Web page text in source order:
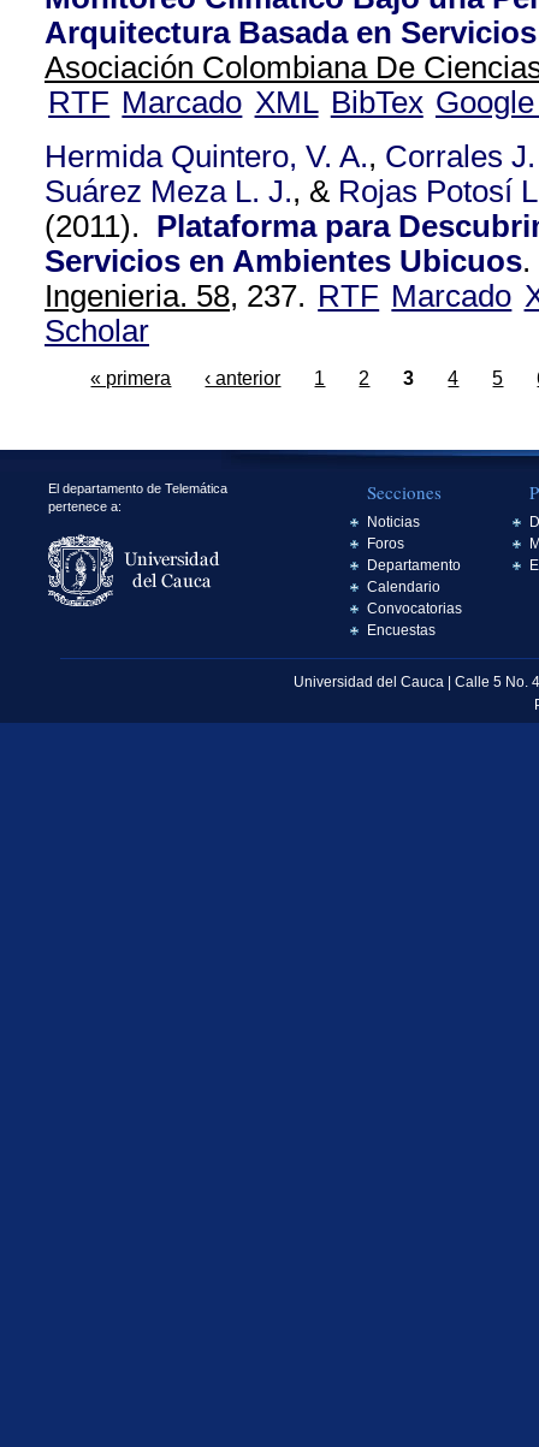
Arquitectura Basada en Servicios
Asociación Colombiana De
RTF Marcado XML BibTex
Hermida Quintero, V. A., Corrales
Suárez Meza L. J., & Rojas Potosí
(2011). Plataforma para
Servicios en Ambientes Ubicuos.
Ingenieria. 58, 237. RTF Marcado
Scholar
« primera ‹ anterior 1 2 3 4 5
El departamento de Telemática
pertenece a:
Secciones
Noticias
Foros
Departamento
Calendario
Convocatorias
Encuestas
Universidad del Cauca | Calle 5 No.